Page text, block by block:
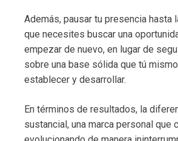
Además, pausar tu presencia hasta
que necesites buscar una
empezar de nuevo, en lugar de
sobre una base sólida que tú
establecer y desarrollar.
En términos de resultados, la
sustancial, una marca personal que